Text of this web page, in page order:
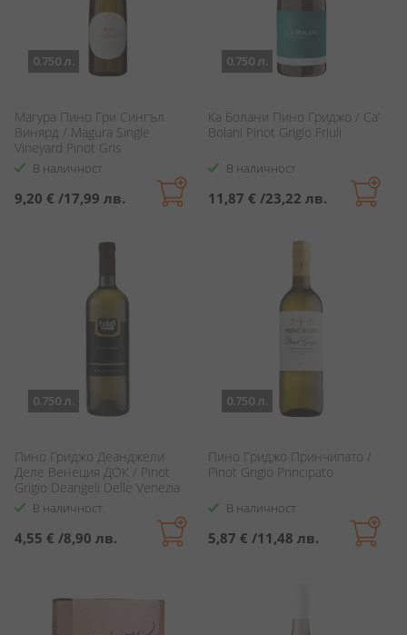
0.750 л.
Магура Пино Гри Сингъл
Винярд / Magura Single
Vineyard Pinot Gris
В наличност
9,20 € /17,99 лв.
0.750 л.
Ка Болани Пино Гриджо / Ca’
Bolani Pinot Grigio Friuli
В наличност
11,87 € /23,22 лв.
0.750 л.
Пино Гриджо Деанджели
Деле Венеция ДОК / Pinot
Grigio Deangeli Delle Venezia
DOCВ наличност
4,55 € /8,90 лв.
0.750 л.
Пино Гриджо Принчипато /
Pinot Grigio Principato
В наличност
5,87 € /11,48 лв.